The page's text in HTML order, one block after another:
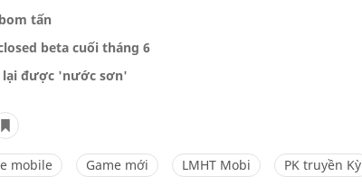
tấn
beta cuối tháng 6
lại được 'nước sơn'
mobile Game mới LMHT Mobi PK truyền Kỳ